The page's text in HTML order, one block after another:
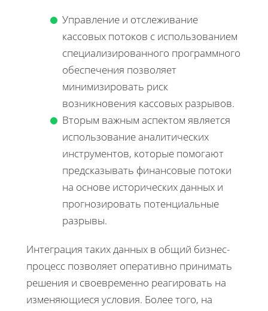
Управление и отслеживание
кассовых потоков с использованием
специализированного программного
обеспечения позволяет
минимизировать риск
возникновения кассовых разрывов.
Вторым важным аспектом является
использование аналитических
инструментов, которые помогают
предсказывать финансовые потоки
на основе исторических данных и
прогнозировать потенциальные
разрывы.
Интеграция таких данных в общий бизнес-
процесс позволяет оперативно принимать
решения и своевременно реагировать на
изменяющиеся условия. Более того, на